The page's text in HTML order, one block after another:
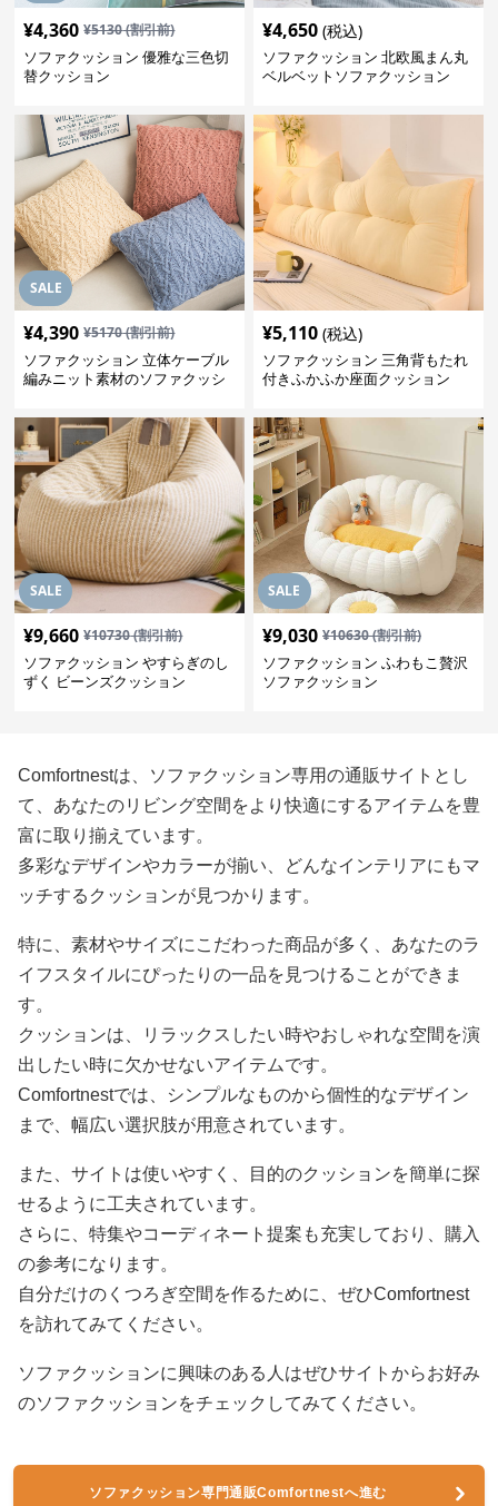
¥4,360 ¥5130(割引前)
ソファクッション 優雅な三色切
替クッション
¥4,650 (税込)
ソファクッション 北欧風まん丸
ベルベットソファクッション
SALE
¥4,390 ¥5170(割引前)
ソファクッション 立体ケーブル
編みニット素材のソファクッシ
¥5,110 (税込)
ソファクッション 三角背もたれ
付きふかふか座面クッション
SALE
¥9,660 ¥10730(割引前)
ソファクッション やすらぎのし
ずく ビーンズクッション
SALE
¥9,030 ¥10630(割引前)
ソファクッション ふわもこ贅沢
ソファクッション
Comfortnestは、ソファクッション専用の通販サイトとし
て、あなたのリビング空間をより快適にするアイテムを豊
富に取り揃えています。
多彩なデザインやカラーが揃い、どんなインテリアにもマ
ッチするクッションが見つかります。
特に、素材やサイズにこだわった商品が多く、あなたのラ
イフスタイルにぴったりの一品を見つけることができま
す。
クッションは、リラックスしたい時やおしゃれな空間を演
出したい時に欠かせないアイテムです。
Comfortnestでは、シンプルなものから個性的なデザイン
まで、幅広い選択肢が用意されています。
また、サイトは使いやすく、目的のクッションを簡単に探
せるように工夫されています。
さらに、特集やコーディネート提案も充実しており、購入
の参考になります。
自分だけのくつろぎ空間を作るために、ぜひComfortnest
を訪れてみてください。
ソファクッションに興味のある人はぜひサイトからお好み
のソファクッションをチェックしてみてください。
ソファクッション専門通販Comfortnestへ進む